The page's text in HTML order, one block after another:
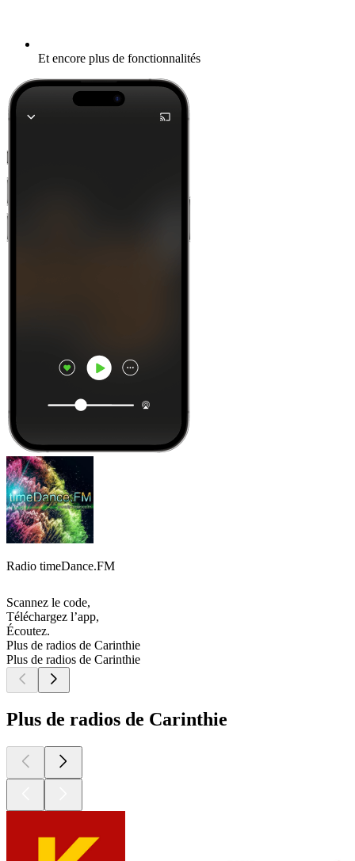
Et encore plus de fonctionnalités
Radio timeDance.FM
Scannez le code,
Téléchargez l’app,
Écoutez.
Plus de radios de Carinthie
Plus de radios de Carinthie
Plus de radios de Carinthie